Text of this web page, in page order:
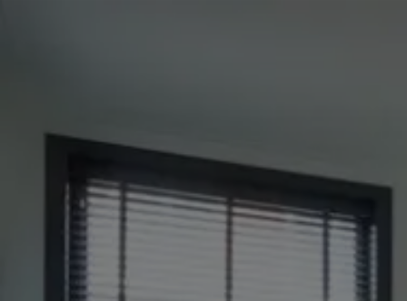
Von Grund auf schön
So hab’ ich mir das vorgestellt
So schön kann Renovieren und Sanieren aussehen